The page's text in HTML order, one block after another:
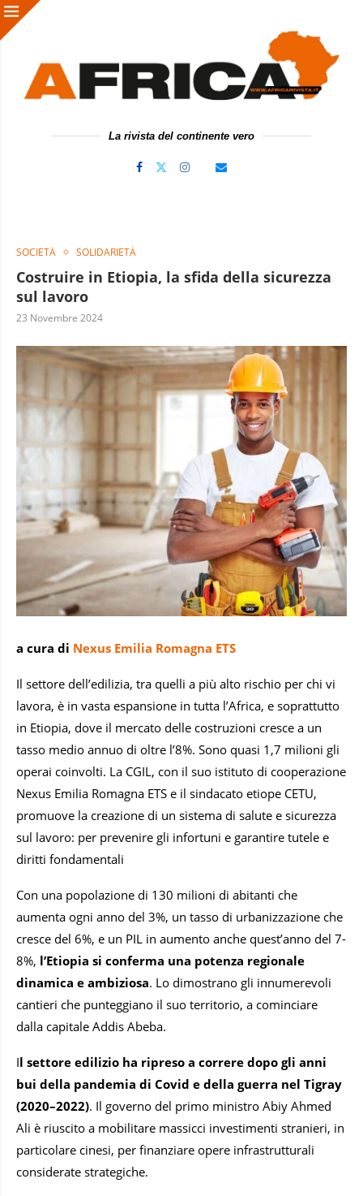
La rivista del continente vero
SOCIETÀ SOLIDARIETÀ
Costruire in Etiopia, la sfida della sicurezza
sul lavoro
23 Novembre 2024
a cura di Nexus Emilia Romagna ETS
Il settore dell’edilizia, tra quelli a più alto rischio per chi vi
lavora, è in vasta espansione in tutta l’Africa, e soprattutto
in Etiopia, dove il mercato delle costruzioni cresce a un
tasso medio annuo di oltre l’8%. Sono quasi 1,7 milioni gli
operai coinvolti. La CGIL, con il suo istituto di cooperazione
Nexus Emilia Romagna ETS e il sindacato etiope CETU,
promuove la creazione di un sistema di salute e sicurezza
sul lavoro: per prevenire gli infortuni e garantire tutele e
diritti fondamentali
Con una popolazione di 130 milioni di abitanti che
aumenta ogni anno del 3%, un tasso di urbanizzazione che
cresce del 6%, e un PIL in aumento anche quest’anno del 7-
8%, l’Etiopia si conferma una potenza regionale
dinamica e ambiziosa. Lo dimostrano gli innumerevoli
cantieri che punteggiano il suo territorio, a cominciare
dalla capitale Addis Abeba.
Il settore edilizio ha ripreso a correre dopo gli anni
bui della pandemia di Covid e della guerra nel Tigray
(2020–2022). Il governo del primo ministro Abiy Ahmed
Ali è riuscito a mobilitare massicci investimenti stranieri, in
particolare cinesi, per finanziare opere infrastrutturali
considerate strategiche.